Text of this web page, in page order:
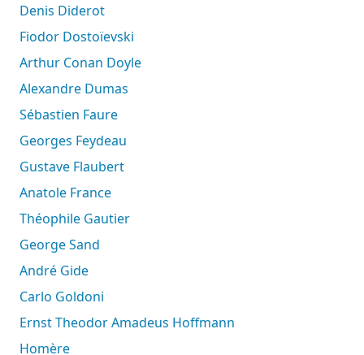
Denis Diderot
Fiodor Dostoïevski
Arthur Conan Doyle
Alexandre Dumas
Sébastien Faure
Georges Feydeau
Gustave Flaubert
Anatole France
Théophile Gautier
George Sand
André Gide
Carlo Goldoni
Ernst Theodor Amadeus Hoffmann
Homère